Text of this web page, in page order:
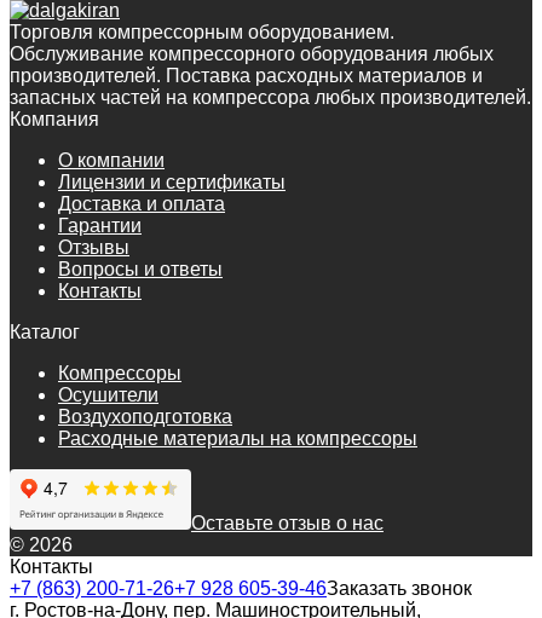
Торговля компрессорным оборудованием.
Обслуживание компрессорного оборудования любых
производителей. Поставка расходных материалов и
запасных частей на компрессора любых производителей.
Компания
О компании
Лицензии и сертификаты
Доставка и оплата
Гарантии
Отзывы
Вопросы и ответы
Контакты
Каталог
Компрессоры
Осушители
Воздухоподготовка
Расходные материалы на компрессоры
Оставьте отзыв о нас
© 2026
Контакты
+7 (863) 200-71-26+7 928 605-39-46Заказать звонок
г. Ростов-на-Дону, пер. Машиностроительный,